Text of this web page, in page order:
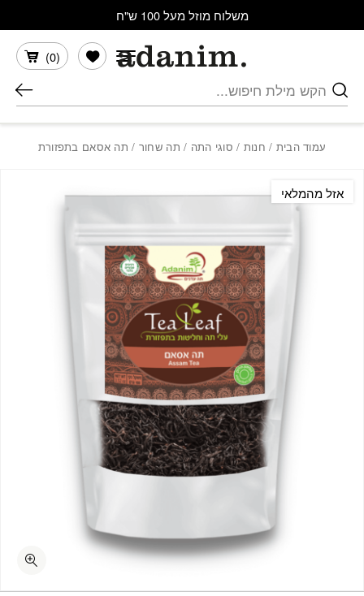
משלוח מוזל מעל 100 ש"ח
חיפוש
(
0
)
הרשימה שלי
עמוד הבית / חנות / סוגי התה / תה שחור / תה אסאם בתפזורת
אזל מהמלאי